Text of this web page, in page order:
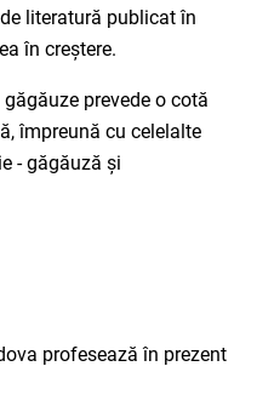
literatură publicat în
în creștere.
prevede o cotă
împreună cu celelalte
- găgăuză și
profesează în prezent